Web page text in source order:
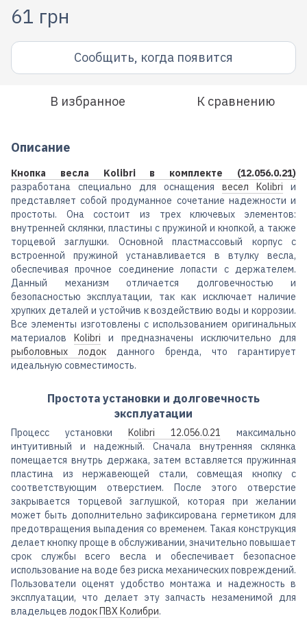
61 грн
Сообщить, когда появится
В избранное К сравнению
Описание
Кнопка весла Kolibri в комплекте (12.056.0.21)
разработана специально для оснащения весел Kolibri и
представляет собой продуманное сочетание надежности и
простоты. Она состоит из трех ключевых элементов:
внутренней склянки, пластины с пружиной и кнопкой, а также
торцевой заглушки. Основной пластмассовый корпус с
встроенной пружиной устанавливается в втулку весла,
обеспечивая прочное соединение лопасти с держателем.
Данный механизм отличается долговечностью и
безопасностью эксплуатации, так как исключает наличие
хрупких деталей и устойчив к воздействию воды и коррозии.
Все элементы изготовлены с использованием оригинальных
материалов Kolibri и предназначены исключительно для
рыболовных лодок данного бренда, что гарантирует
идеальную совместимость.
Простота установки и долговечность
эксплуатации
Процесс установки Kolibri 12.056.0.21 максимально
интуитивный и надежный. Сначала внутренняя склянка
помещается внутрь держака, затем вставляется пружинная
пластина из нержавеющей стали, совмещая кнопку с
соответствующим отверстием. После этого отверстие
закрывается торцевой заглушкой, которая при желании
может быть дополнительно зафиксирована герметиком для
предотвращения выпадения со временем. Такая конструкция
делает кнопку проще в обслуживании, значительно повышает
срок службы всего весла и обеспечивает безопасное
использование на воде без риска механических повреждений.
Пользователи оценят удобство монтажа и надежность в
эксплуатации, что делает эту запчасть незаменимой для
владельцев лодок ПВХ Колибри.